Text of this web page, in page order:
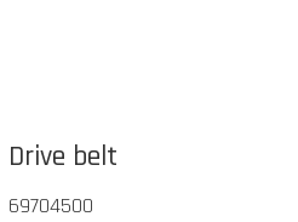
Drive belt
69704500